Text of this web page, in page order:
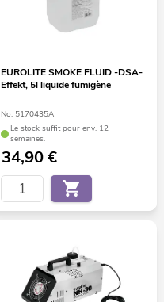
EUROLITE SMOKE FLUID -DSA-
Effekt, 5l liquide fumigène
No. 5170435A
Le stock suffit pour env. 12
semaines.
34,90€